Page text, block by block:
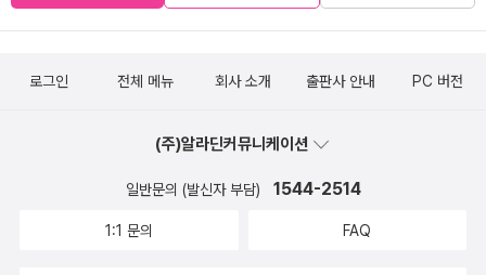
로그인 전체 메뉴 회사 소개 출판사 안내 PC 버전
(주)알라딘커뮤니케이션
일반문의 (발신자 부담) 1544-2514
1:1 문의 FAQ